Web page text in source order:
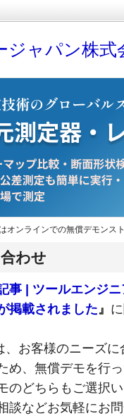
ジャパン株式
オンラインでの無償デモンス
わせ
事 | ツールエンジ
掲載されました』
、お客様のニーズ
め、無償デモを行
のどちらもご選択
談などお気軽にお